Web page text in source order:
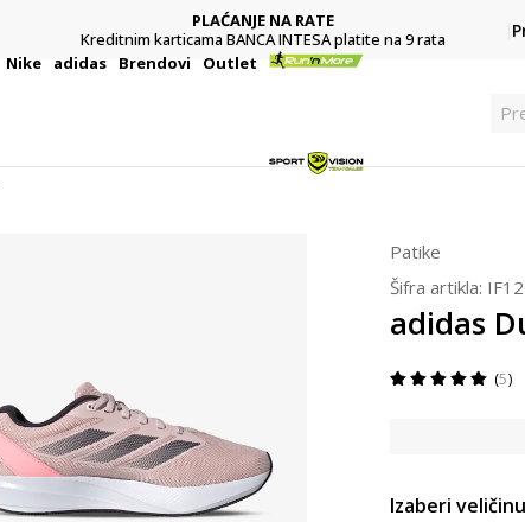
PLAĆANJE NA RATE
Kreditnim karticama BANCA INTESA platite na 9 rata
Nike adidas Brendovi Outlet
Patike
Šifra artikla:
adidas
5
Izaberi